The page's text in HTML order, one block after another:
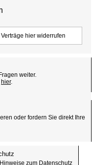
weiter.
hier.
oder fordern Sie direkt Ihre
zum Datenschutz